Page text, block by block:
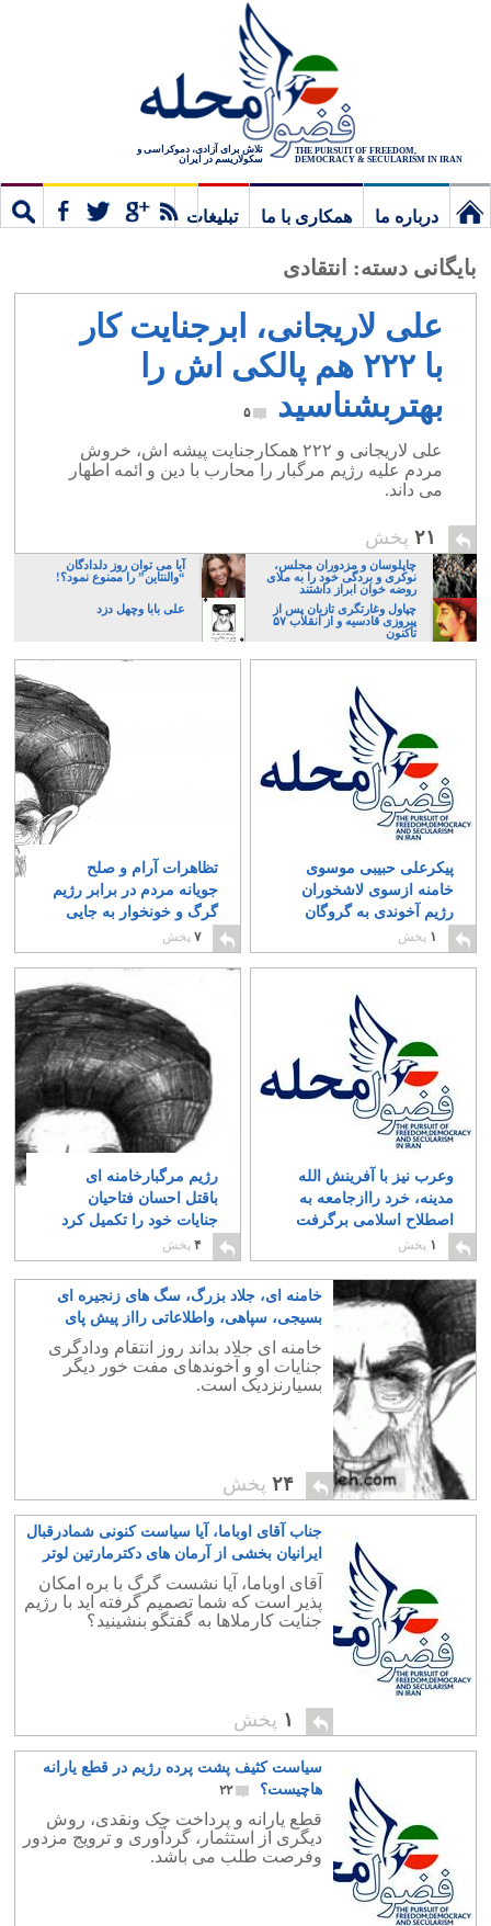
THE PURSUIT OF FREEDOM,
DEMOCRACY & SECULARISM IN IRAN
تلاش برای آزادی، دموکراسی و
سکولاریسم در ایران
درباره ما همکاری با ما
تبلیغات
بایگانی دسته: انتقادی
علی لاریجانی، ابرجنایت کار
با ۲۲۲ هم پالکی اش را
بهتربشناسید
۵
علی لاریجانی و ۲۲۲ همکارجنایت پیشه اش، خروش
مردم علیه رژیم مرگبار را محارب با دین و ائمه اطهار
می داند.
۲۱ پخش
چاپلوسان و مزدوران مجلس،
نوکری و بردگی خود را به ملای
روضه خوان ابراز داشتند
آیا می توان روز دلدادگان
“والنتاین” را ممنوع نمود؟!
چپاول وغارتگری تازیان پس از
پیروزی قادسیه و از انقلاب ۵۷
تاکنون
علی بابا وچهل دزد
پیکرعلی حبیبی موسوی
خامنه ازسوی لاشخوران
رژیم آخوندی به گروگان
گرفته شد
۱ پخش
تظاهرات آرام و صلح
جویانه مردم در برابر رژیم
گرگ و خونخوار به جایی
نمی رسد
۷ پخش
وعرب نیز با آفرینش الله
مدینه، خرد راازجامعه به
اصطلاح اسلامی برگرفت
و آنان رابرده خویش
ساخت
۰
۱ پخش
رژیم مرگبارخامنه ای
باقتل احسان فتاحیان
جنایات خود را تکمیل کرد
۰ ۴ پخش
خامنه ای، جلاد بزرگ، سگ های زنجیره ای
بسیجی، سپاهی، واطلاعاتی رااز پیش پای
جوانان ما دورکن
خامنه ای جلاد بداند روز انتقام ودادگری
جنایات او و آخوندهای مفت خور دیگر
بسیارنزدیک است.
۲۴ پخش
جناب آقای اوباما، آیا سیاست کنونی شمادرقبال
ایرانیان بخشی از آرمان های دکترمارتین لوتر
کینگ است؟
۰
آقای اوباما، آیا نشست گرگ با بره امکان
پذیر است که شما تصمیم گرفته اید با رژیم
جنایت کارملاها به گفتگو بنشینید؟
۱ پخش
سیاست کثیف پشت پرده رژیم در قطع یارانه
هاچیست؟
۲۲
قطع یارانه و پرداخت چک ونقدی، روش
دیگری از استثمار، گردآوری و ترویج مزدور
وفرصت طلب می باشد.